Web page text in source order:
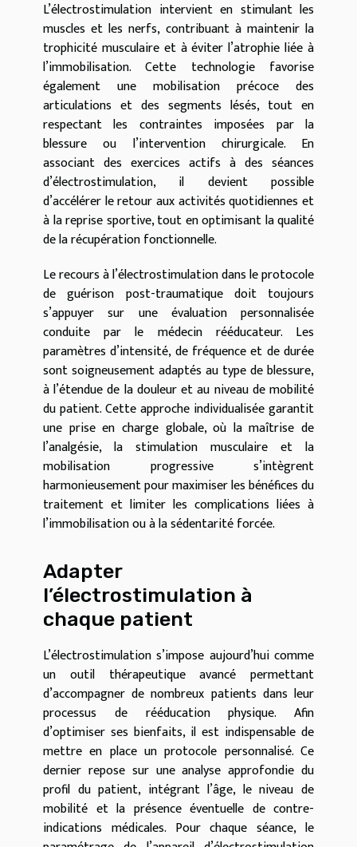
L’électrostimulation intervient en stimulant les
muscles et les nerfs, contribuant à maintenir la
trophicité musculaire et à éviter l’atrophie liée à
l’immobilisation. Cette technologie favorise
également une mobilisation précoce des
articulations et des segments lésés, tout en
respectant les contraintes imposées par la
blessure ou l’intervention chirurgicale. En
associant des exercices actifs à des séances
d’électrostimulation, il devient possible
d’accélérer le retour aux activités quotidiennes et
à la reprise sportive, tout en optimisant la qualité
de la récupération fonctionnelle.
Le recours à l’électrostimulation dans le protocole
de guérison post-traumatique doit toujours
s’appuyer sur une évaluation personnalisée
conduite par le médecin rééducateur. Les
paramètres d’intensité, de fréquence et de durée
sont soigneusement adaptés au type de blessure,
à l’étendue de la douleur et au niveau de mobilité
du patient. Cette approche individualisée garantit
une prise en charge globale, où la maîtrise de
l’analgésie, la stimulation musculaire et la
mobilisation progressive s’intègrent
harmonieusement pour maximiser les bénéfices du
traitement et limiter les complications liées à
l’immobilisation ou à la sédentarité forcée.
Adapter
l’électrostimulation à
chaque patient
L’électrostimulation s’impose aujourd’hui comme
un outil thérapeutique avancé permettant
d’accompagner de nombreux patients dans leur
processus de rééducation physique. Afin
d’optimiser ses bienfaits, il est indispensable de
mettre en place un protocole personnalisé. Ce
dernier repose sur une analyse approfondie du
profil du patient, intégrant l’âge, le niveau de
mobilité et la présence éventuelle de contre-
indications médicales. Pour chaque séance, le